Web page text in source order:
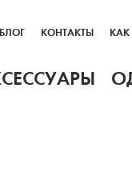
БЛОГ КОНТАКТЫ КАК